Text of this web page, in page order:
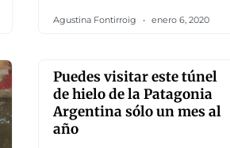
Agustina Fontirroig enero 6, 2020
Puedes visitar este túnel
de hielo de la Patagonia
Argentina sólo un mes al
año